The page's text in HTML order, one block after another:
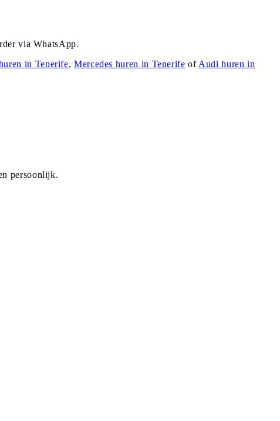
via WhatsApp.
in Tenerife, Mercedes huren in Tenerife ofAudi huren in
persoonlijk.